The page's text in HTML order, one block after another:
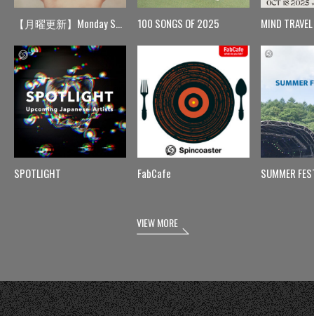
【月曜更新】Monday Spin
SPOTLIGHT
100 SONGS OF 2025
FabCafe
MIND TRAVEL
SUMMER
VIEW MORE